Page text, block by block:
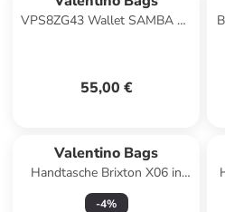
VPS8ZG43 Wallet SAMBA RE
55,00 €
Valentino Bags
Handtasche Brixton X06 in
Nero
-4%